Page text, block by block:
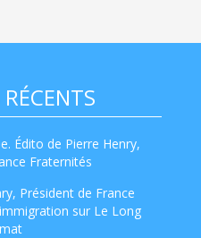
Édito de Pierre Henry,
Fraternités
Président de France
sur Le Long